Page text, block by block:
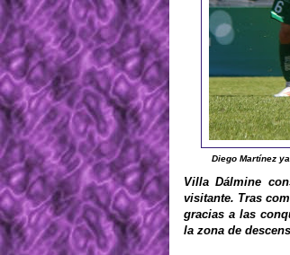
Diego Martínez
Villa Dálmine
visitante. Tras
gracias a las
la zona de